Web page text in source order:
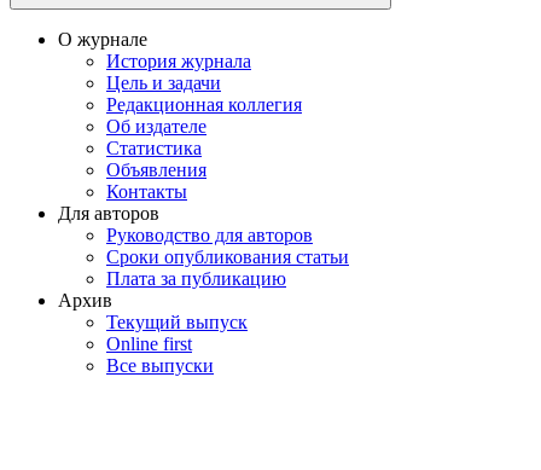
О журнале
История журнала
Цель и задачи
Редакционная коллегия
Об издателе
Статистика
Объявления
Контакты
Для авторов
Руководство для авторов
Сроки опубликования статьи
Плата за публикацию
Архив
Текущий выпуск
Online first
Все выпуски